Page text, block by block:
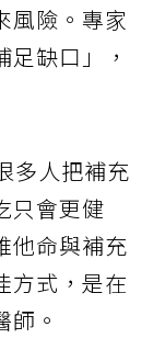
風險。專家
缺口」，
多人把補充
只會更健
他命與補充
方式，是在
。